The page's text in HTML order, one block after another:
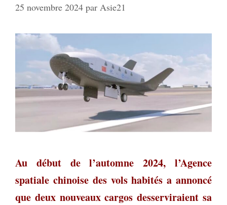
25 novembre 2024 par Asie21
Au début de l’automne 2024, l’Agence
spatiale chinoise des vols habités a annoncé
que deux nouveaux cargos desserviraient sa